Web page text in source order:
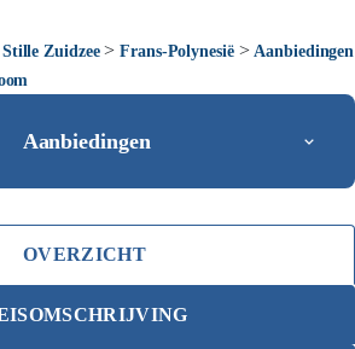
Stille Zuidzee>Frans-Polynesië> Aanbiedingen
Aanbiedingen
OVERZICHT